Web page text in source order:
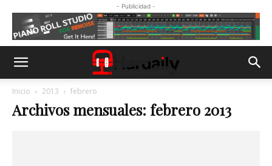
- Publicidad -
Inicio 2013 febrero
Archivos mensuales: febrero 2013